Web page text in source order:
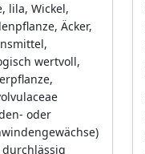
lila, Wickel,
Äcker,
wertvoll,
oder